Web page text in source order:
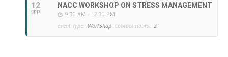
12
SEP
NACC WORKSHOP ON STRESS MANAGEMENT
9:30 AM - 12:30 PM
Event Type: Workshop Contact Hours: 2